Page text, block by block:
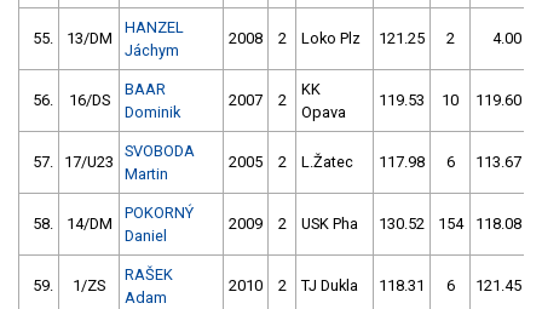
55. 13/DM
HANZEL
Jáchym
2008 2 Loko Plz 121.25 2 4.00
56. 16/DS
BAAR
Dominik
2007 2
KK
Opava
119.53 10 119.60
57. 17/U23
SVOBODA
Martin
2005 2 L.Žatec 117.98 6 113.67
58. 14/DM
POKORNÝ
Daniel
2009 2 USK Pha 130.52 154 118.08
59. 1/ZS
RAŠEK
Adam
2010 2 TJ Dukla 118.31 6 121.45